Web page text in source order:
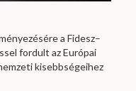
a Fidesz–
fordult az Európai
kisebbségeihez